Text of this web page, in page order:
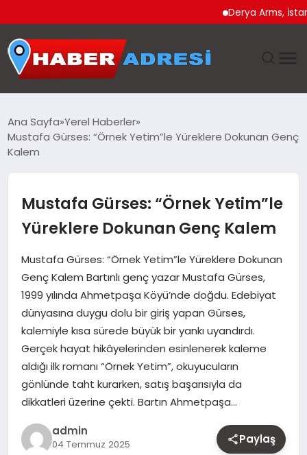
Derya Arms, İstanbul
GÜNDEM
TEKNOLOJI
EĞITIM
MAGAZIN
YAŞAM
OTOMOBIL
Ana Sayfa Yerel Haberler
Mustafa Gürses: “Örnek Yetim”le Yüreklere Dokunan Genç
Kalem
Mustafa Gürses: “Örnek Yetim”le
Yüreklere Dokunan Genç Kalem
Mustafa Gürses: “Örnek Yetim”le Yüreklere Dokunan
Genç Kalem Bartınlı genç yazar Mustafa Gürses,
1999 yılında Ahmetpaşa Köyü’nde doğdu. Edebiyat
dünyasına duygu dolu bir giriş yapan Gürses,
kalemiyle kısa sürede büyük bir yankı uyandırdı.
Gerçek hayat hikâyelerinden esinlenerek kaleme
aldığı ilk romanı “Örnek Yetim”, okuyucuların
gönlünde taht kurarken, satış başarısıyla da
dikkatleri üzerine çekti. Bartın Ahmetpaşa…
admin
04 Temmuz 2025 Paylaş